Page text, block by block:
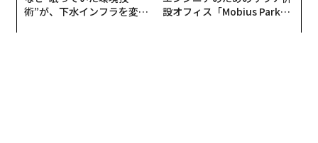
術”が、下水インフラを変え
設オフィス「Mobius Park」